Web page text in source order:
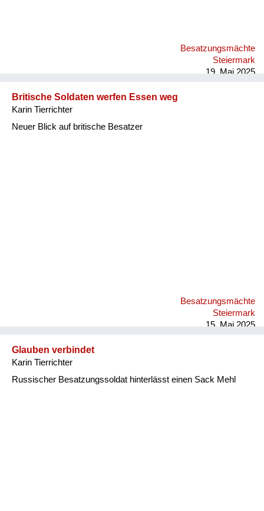
dann mit einem Glas zum Wasserhahn, fülle es mit Wasser
und stelle es vor ihn hin. Er hat so zu lachen begonnen,
Besatzungsmächte
Steiermark
19. Mai 2025
Britische Soldaten werfen Essen weg
Karin Tierrichter
Neuer Blick auf britische Besatzer
Besatzungsmächte
Steiermark
15. Mai 2025
Glauben verbindet
Karin Tierrichter
Russischer Besatzungssoldat hinterlässt einen Sack Mehl